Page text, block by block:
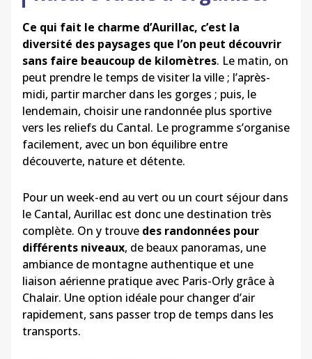
Ce qui fait le charme d’Aurillac, c’est la
diversité des paysages que l’on peut découvrir
sans faire beaucoup de kilomètres. Le matin, on
peut prendre le temps de visiter la ville ; l’après-
midi, partir marcher dans les gorges ; puis, le
lendemain, choisir une randonnée plus sportive
vers les reliefs du Cantal. Le programme s’organise
facilement, avec un bon équilibre entre
découverte, nature et détente.
Pour un week-end au vert ou un court séjour dans
le Cantal, Aurillac est donc une destination très
complète. On y trouve des randonnées pour
différents niveaux, de beaux panoramas, une
ambiance de montagne authentique et une
liaison aérienne pratique avec Paris-Orly grâce à
Chalair. Une option idéale pour changer d’air
rapidement, sans passer trop de temps dans les
transports.